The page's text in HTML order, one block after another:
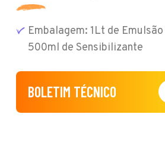
Embalagem: 1Lt de
500ml de Sensibilizante
BOLETIM TÉCNICO